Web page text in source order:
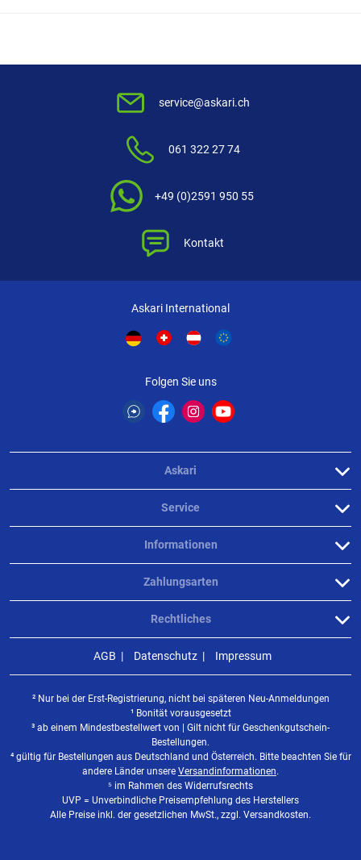
5 Sterne
(6)
FILTER / SORTIERUNG
Verifizierte Bewertung
geschrieben am 23.02.2022 über Trusted Shops
geschrieben am20.01.2016
Weitere Bewertungen ansehen
service@askari.ch
061 322 27 74
+49 (0)2591 950 55
Kontakt
Askari International
Folgen Sie uns
Askari
Service
Informationen
Rechtliches
Zahlungsarten
AGB Datenschutz Impressum
² Nur bei der Erst-Registrierung, nicht bei späteren Neu-Anmeldungen
¹ Bonität vorausgesetzt
³ ab einem Mindestbestellwert von | Gilt nicht für Geschenkgutschein-
Bestellungen.
⁴ gültig für Bestellungen aus Deutschland und Österreich. Bitte beachten Sie für
andere Länder unsere Versandinformationen.
⁵ im Rahmen des Widerrufsrechts
UVP = Unverbindliche Preisempfehlung des Herstellers
Alle Preise inkl. der gesetzlichen MwSt., zzgl. Versandkosten.